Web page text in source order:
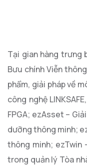
Tại gian hàng trưng
Bưu chính Viễn
phẩm, giải pháp về
công nghệ
FPGA; ezAsset –
dưỡng thông minh;
thông minh; ezTwin
trong quản lý Tòa